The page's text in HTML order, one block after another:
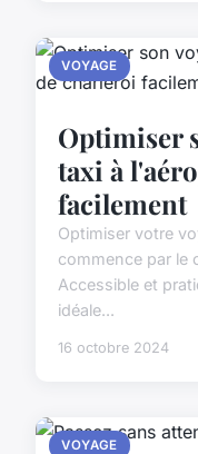
VOYAGE
Optimiser
taxi à
facilement
Optimiser votre
commence par le
Accessible et
idéale...
16 octobre 2024
VOYAGE